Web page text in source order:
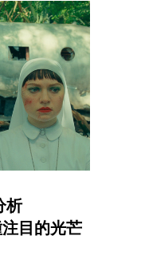
析
注目的光芒